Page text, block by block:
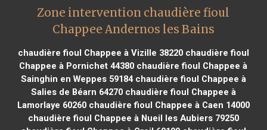
Zone intervention chaudière fioul
Chappee Andernos les Bains
chaudière fioul Chappee à Vizille 38220chaudière fioul
Chappee à Pornichet 44380 chaudière fioul Chappee à
Sainghin en Weppes 59184chaudière fioul Chappee à
Salies de Béarn 64270chaudière fioul Chappee à
Lamorlaye 60260chaudière fioul Chappee à Caen 14000
chaudière fioul Chappee à Nueil les Aubiers 79250